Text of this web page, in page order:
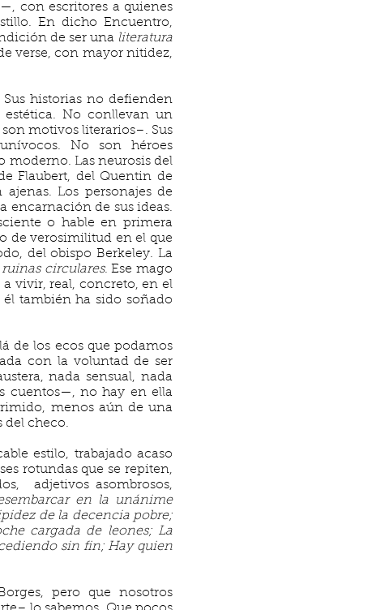
con escritores a quienes
En dicho Encuentro,
de ser una literatura
verse, con mayor nitidez,
historias no defienden
No conllevan un
motivos literarios–. Sus
No son héroes
moderno. Las neurosis del
Flaubert, del Quentin de
Los personajes de
encarnación de sus ideas.
o hable en primera
de verosimilitud en el que
del obispo Berkeley. La
ruinas circulares. Ese mago
vivir, real, concreto, en el
también ha sido soñado
de los ecos que podamos
con la voluntad de ser
nada sensual, nada
cuentos—, no hay en ella
menos aún de una
del checo.
estilo, trabajado acaso
rotundas que se repiten,
adjetivos asombrosos,
en la unánime
de la decencia pobre;
cargada de leones; La
sin fin; Hay quien
pero que nosotros